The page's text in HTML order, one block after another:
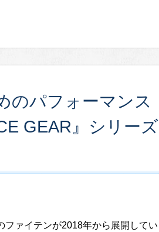
のパフォーマンス
GEAR』シリーズ
ファイテンが2018年から展開してい